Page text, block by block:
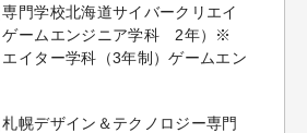
門学校北海道サイバークリエイ
ームエンジニア学科 2年）※
イター学科（3年制）ゲームエン
幌デザイン＆テクノロジー専門